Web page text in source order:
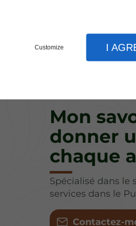
Customize I
Mon
donner
chaque
Spécialisé dans le
services dans le
Contactez-